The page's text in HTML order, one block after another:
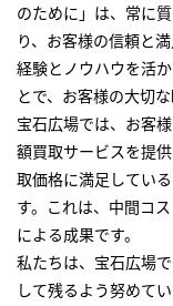
のために」は、常に
り、お客様の信頼と
経験とノウハウを活
とで、お客様の大切
宝石広場では、お客
額買取サービスを提
取価格に満足してい
す。これは、中間コ
による成果です。
私たちは、宝石広場
して残るよう努めて